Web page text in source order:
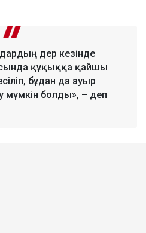
дер кезінде
құқыққа қайшы
бұдан да ауыр
мүмкін болды», – деп